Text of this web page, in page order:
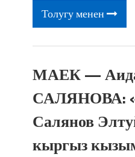
Толугу менен
МАЕК —
САЛЯНОВА:
Салянов
кыргыз